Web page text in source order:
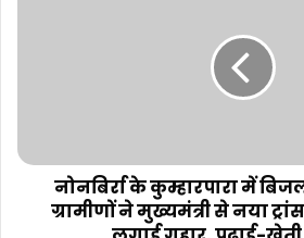
नोनबिर्रा के कुम्हारपारा में
ग्रामीणों ने मुख्यमंत्री से नया